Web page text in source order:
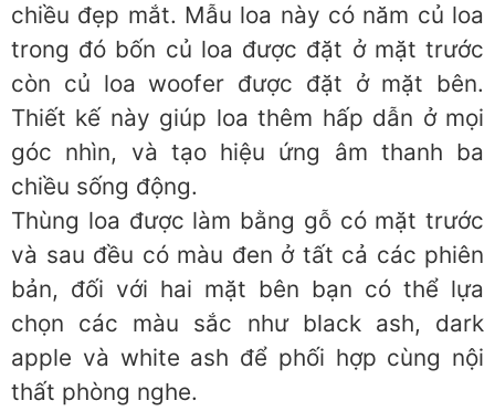
chiều đẹp mắt. Mẫu loa này có năm củ loa
trong đó bốn củ loa được đặt ở mặt trước
còn củ loa woofer được đặt ở mặt bên.
Thiết kế này giúp loa thêm hấp dẫn ở mọi
góc nhìn, và tạo hiệu ứng âm thanh ba
chiều sống động.
Thùng loa được làm bằng gỗ có mặt trước
và sau đều có màu đen ở tất cả các phiên
bản, đối với hai mặt bên bạn có thể lựa
chọn các màu sắc như black ash, dark
apple và white ash để phối hợp cùng nội
thất phòng nghe.